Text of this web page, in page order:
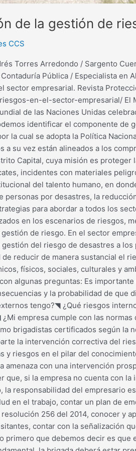
de la gestión de
CCS
Torres Arredondo / Sargento
Pública / Especialista en
sector empresarial. Revista
en-el-sector-empresarial/ El
de las Naciones Unidas
identificar el componente de
la cual se adopta la Política
a su vez están alineados a los
Capital, cuya misión es
incidentes con materiales
del talento humano, en
personas por desastres, la
para abordar a todos los
en los escenarios de riesgos,
de riesgo. En el sector
del riesgo de desastres a
reducir de manera sustancial el
físicos, sociales, culturales y
algunas preguntas: Es
y la probabilidad de que
tengo?◥ ¿Qué riesgos
empresa cumple con las
brigadistas certificados según la
la intervención correctiva del
y riesgos en el pilar del
amenaza con una intervención
que, si la empresa no cuenta con
la responsabilidad del empresario
en el trabajo, contar un plan de
256 del 2014, conocer y
contar con la señalización
primero que debemos decir es